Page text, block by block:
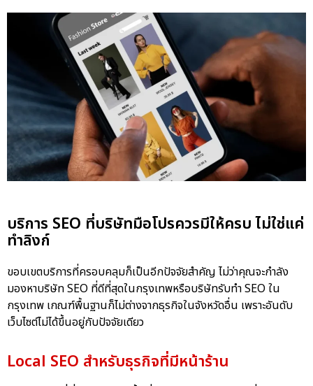
บริการ SEO ที่บริษัทมือโปรควรมีให้ครบ ไม่ใช่แค่
ทำลิงก์
ขอบเขตบริการที่ครอบคลุมก็เป็นอีกปัจจัยสำคัญ ไม่ว่าคุณจะกำลัง
มองหาบริษัท SEO ที่ดีที่สุดในกรุงเทพหรือบริษัทรับทำ SEO ใน
กรุงเทพ เกณฑ์พื้นฐานก็ไม่ต่างจากธุรกิจในจังหวัดอื่น เพราะอันดับ
เว็บไซต์ไม่ได้ขึ้นอยู่กับปัจจัยเดียว
Local SEO สำหรับธุรกิจที่มีหน้าร้าน